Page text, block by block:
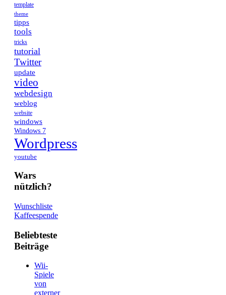
template
theme
tipps
tools
tricks
tutorial
Twitter
update
video
webdesign
weblog
website
windows
Windows 7
Wordpress
youtube
Wars
nützlich?
Wunschliste
Kaffeespende
Beliebteste
Beiträge
Wii-
Spiele
von
externer